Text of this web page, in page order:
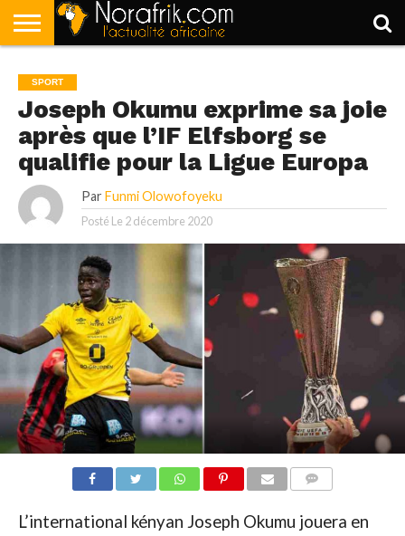
POLITIQUE
SOCIÉTÉ
ECONOMIE
SPORT
LIFESTYLE
SPORT
Joseph Okumu exprime sa joie
après que l’IF Elfsborg se
qualifie pour la Ligue Europa
Par Funmi Olowofoyeku
Posté Le 2 décembre 2020
L’international kényan Joseph Okumu jouera en